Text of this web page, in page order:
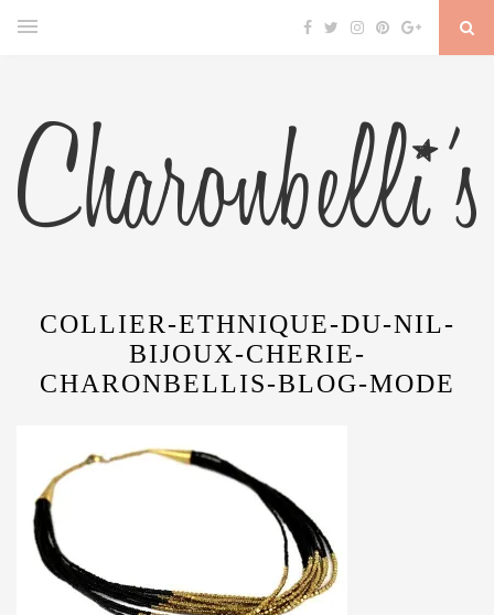
COLLIER-ETHNIQUE-DU-NIL-
BIJOUX-CHERIE-
CHARONBELLIS-BLOG-MODE